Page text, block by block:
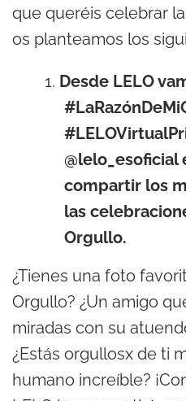
que queréis celebrar
os planteamos los
Desde LELO
@lelo_esoficial
compartir los
las
Orgullo.
¿Tienes una foto
Orgullo? ¿Un amigo
miradas con su
¿Estás orgullosx de ti
humano increíble?